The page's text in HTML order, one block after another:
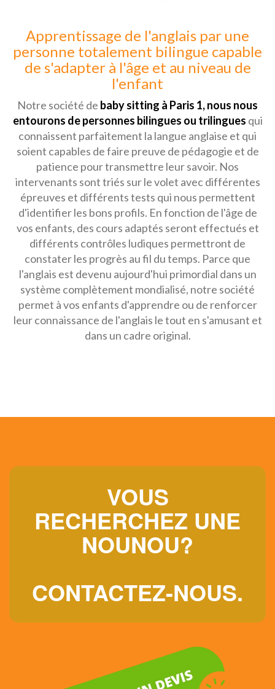
Apprentissage de l'anglais par une
personne totalement bilingue capable
de s'adapter à l'âge et au niveau de
l'enfant
Notre société de baby sitting à Paris 1, nous nous
entourons de personnes bilingues ou trilingues qui
connaissent parfaitement la langue anglaise et qui
soient capables de faire preuve de pédagogie et de
patience pour transmettre leur savoir. Nos
intervenants sont triés sur le volet avec différentes
épreuves et différents tests qui nous permettent
d'identifier les bons profils. En fonction de l'âge de
vos enfants, des cours adaptés seront effectués et
différents contrôles ludiques permettront de
constater les progrès au fil du temps. Parce que
l'anglais est devenu aujourd'hui primordial dans un
système complètement mondialisé, notre société
permet à vos enfants d'apprendre ou de renforcer
leur connaissance de l'anglais le tout en s'amusant et
dans un cadre original.
VOUS
RECHERCHEZ UNE
NOUNOU?
CONTACTEZ-NOUS.